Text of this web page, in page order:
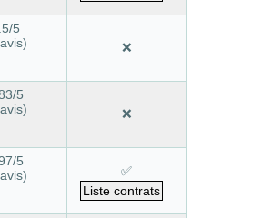
/5
❌
/5
❌
/5
✅
Liste contrats